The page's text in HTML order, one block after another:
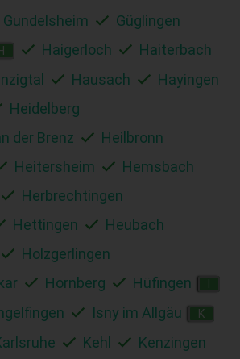
Gundelsheim
Güglingen
H Haigerloch
Haiterbach
Hausach
Hayingen
Heidelberg
der Brenz
Heilbronn
Heitersheim
Hemsbach
Herbrechtingen
Hettingen
Heubach
Holzgerlingen
Hornberg Hüfingen
Isny im Allgäu K
Kehl
Kenzingen